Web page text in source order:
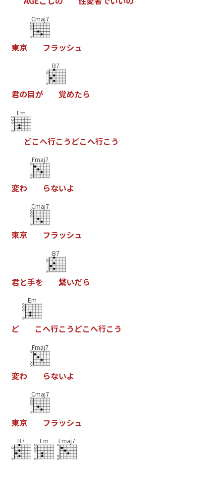
東京
Cmaj7
フラッシュ
君の目が
B7
覚めたら
Em
どこへ行こ う どこへ行こ う
変わ
Fmaj7
らないよ
東京
Cmaj7
フラッシュ
君と手を
B7
繋いだら
ど
Em
こへ行こ う どこへ行こ う
変わ
Fmaj7
らないよ
東京
Cmaj7
フラッシュ
B7 Em Fmaj7